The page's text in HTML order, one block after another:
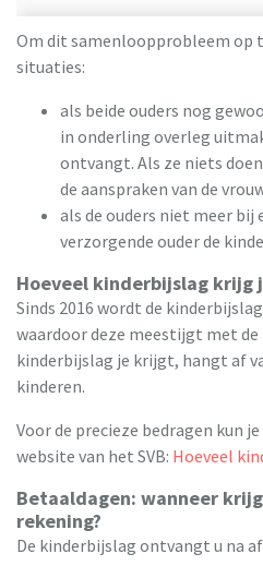
Om dit samenloopprobleem op
situaties:
als beide ouders nog
in onderling overleg
ontvangt. Als ze niets
de aanspraken van de
als de ouders niet meer
verzorgende ouder de
Hoeveel kinderbijslag krijg
Sinds 2016 wordt de
waardoor deze meestijgt met de
kinderbijslag je krijgt, hangt af
kinderen.
Voor de precieze bedragen kun
website van het SVB: Hoeveel
Betaaldagen: wanneer
rekening?
De kinderbijslag ontvangt u na